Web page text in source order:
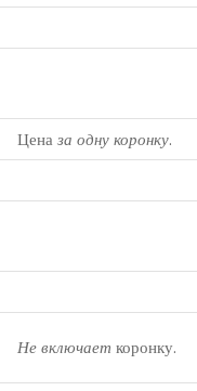
Ценаза одну коронку.
Не включает коронку.